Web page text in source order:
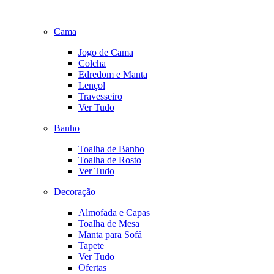
Cama
Jogo de Cama
Colcha
Edredom e Manta
Lençol
Travesseiro
Ver Tudo
Banho
Toalha de Banho
Toalha de Rosto
Ver Tudo
Decoração
Almofada e Capas
Toalha de Mesa
Manta para Sofá
Tapete
Ver Tudo
Ofertas